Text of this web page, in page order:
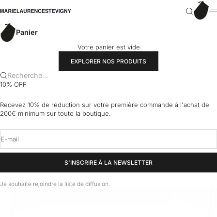
marielaurencestevigny
Recherche
Panier
Panier
Votre panier est vide
EXPLORER NOS PRODUITS
Recherche...
10% OFF
Recevez 10% de réduction sur votre première commande à l'achat de
200€ minimum sur toute la boutique.
E-mail
S'INSCRIRE À LA NEWSLETTER
Je souhaite rejoindre la liste de diffusion.